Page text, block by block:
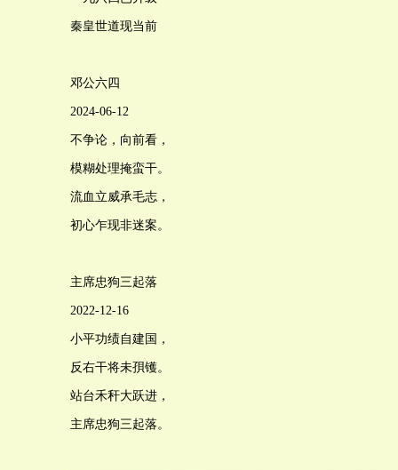
秦皇世道现当前
邓公六四
2024-06-12
不争论，向前看，
模糊处理掩蛮干。
流血立威承毛志，
初心乍现非迷案。
主席忠狗三起落
2022-12-16
小平功绩自建国，
反右干将未孭镬。
站台禾秆大跃进，
主席忠狗三起落。